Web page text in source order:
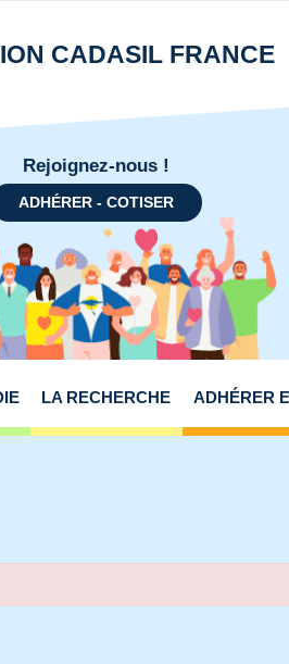
CADASIL FRANCE
Rejoignez-nous !
ADHÉRER - COTISER
LA RECHERCHE ADHÉRER